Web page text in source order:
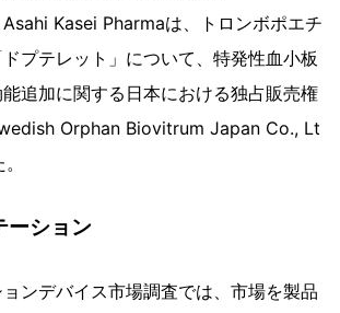
Kasei Pharmaは、トロンボポエチ
プテレット」について、特発性血小板
追加に関する日本における独占販売権
Orphan Biovitrum Japan Co., Lt
ーション
ンデバイス市場調査では、市場を製品